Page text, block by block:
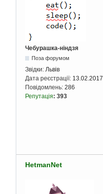
Чебурашка-ніндзя
Поза форумом
Звідки: Львів
Дата реєстрації: 13.02.2017
Повідомлень: 286
Репутація: 393
HetmanNet